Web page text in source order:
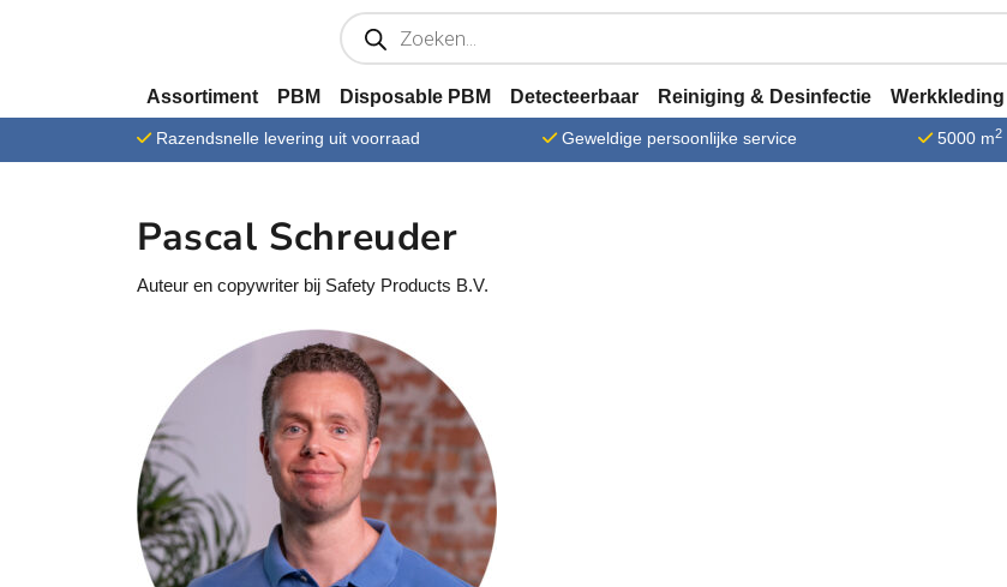
P
r
o
u
c
t
e
n
k
e
Assortiment PBM Disposable PBM Detecteerbaar Reiniging & Desinfectie Werkkleding
Razendsnelle levering uit voorraad Geweldige persoonlijke service 5000 m2
Pascal Schreuder
Auteur en copywriter bij Safety Products B.V.